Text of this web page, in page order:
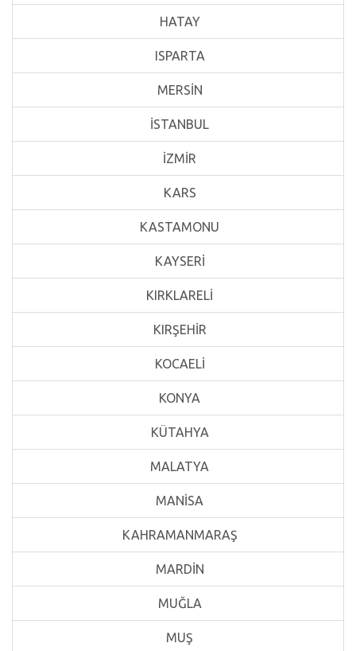
HATAY
ISPARTA
MERSİN
İSTANBUL
İZMİR
KARS
KASTAMONU
KAYSERİ
KIRKLARELİ
KIRŞEHİR
KOCAELİ
KONYA
KÜTAHYA
MALATYA
MANİSA
KAHRAMANMARAŞ
MARDİN
MUĞLA
MUŞ